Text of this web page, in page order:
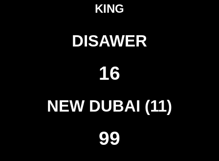
KING
DISAWER
16
NEW DUBAI (11)
99